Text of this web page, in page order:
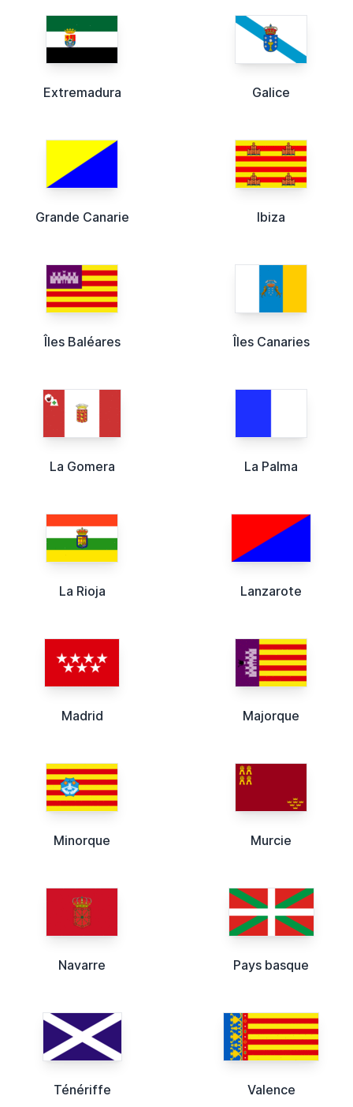
Extremadura Galice
Grande Canarie Ibiza
Îles Baléares Îles Canaries
La Gomera La Palma
La Rioja Lanzarote
Madrid Majorque
Minorque Murcie
Navarre Pays basque
Ténériffe Valence